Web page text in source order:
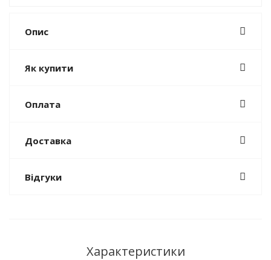
Опис
Як купити
Оплата
Доставка
Відгуки
Характеристики